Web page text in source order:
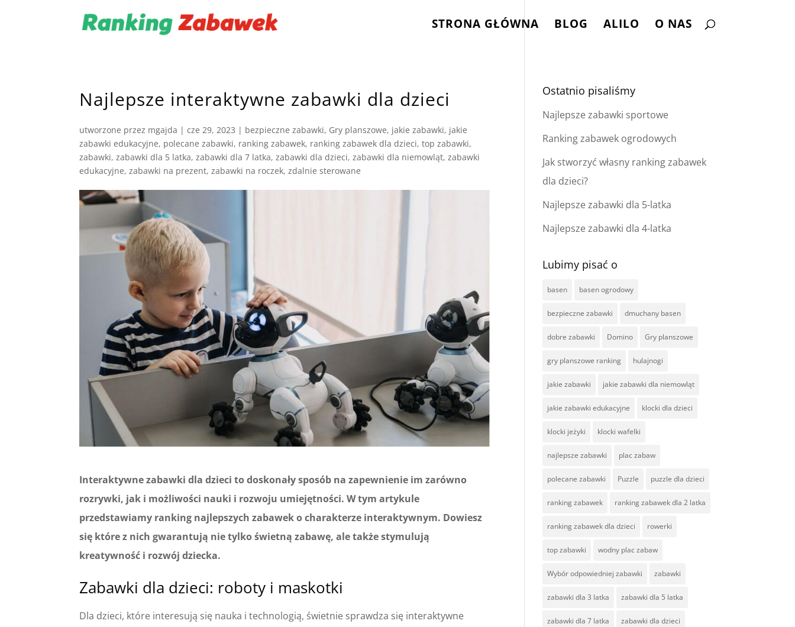
STRONA GŁÓWNA BLOG ALILO O NAS
Najlepsze interaktywne zabawki dla dzieci
utworzone przez mgajda |cze 29, 2023 | bezpieczne zabawki, Gry planszowe, jakie zabawki, jakie
zabawki edukacyjne, polecane zabawki, ranking zabawek, ranking zabawek dla dzieci,top zabawki,
zabawki,zabawki dla 5 latka,zabawki dla 7 latka,zabawki dla dzieci,zabawki dla niemowląt,zabawki
edukacyjne,zabawki na prezent,zabawki na roczek,zdalnie sterowane
Interaktywne zabawki dla dzieci to doskonały sposób na zapewnienie im zarówno
rozrywki, jak i możliwości nauki i rozwoju umiejętności. W tym artykule
przedstawiamy ranking najlepszych zabawek o charakterze interaktywnym. Dowiesz
się które z nich gwarantują nie tylko świetną zabawę, ale także stymulują
kreatywność i rozwój dziecka.
Zabawki dla dzieci: roboty i maskotki
Dla dzieci, które interesują się nauka i technologią, świetnie sprawdza się interaktywne
Ostatnio pisaliśmy
Najlepsze zabawki sportowe
Ranking zabawek ogrodowych
Jak stworzyć własny ranking zabawek
dla dzieci?
Najlepsze zabawki dla 5-latka
Najlepsze zabawki dla 4-latka
Lubimy pisać o
basen basen ogrodowy
bezpieczne zabawki dmuchany basen
dobre zabawki Domino Gry planszowe
gry planszowe ranking hulajnogi
jakie zabawki jakie zabawki dla niemowląt
jakie zabawki edukacyjne klocki dla dzieci
klocki jeżyki klocki wafelki
najlepsze zabawki plac zabaw
polecane zabawki Puzzle puzzle dla dzieci
ranking zabawek ranking zabawek dla 2 latka
ranking zabawek dla dzieci rowerki
top zabawki wodny plac zabaw
Wybór odpowiedniej zabawki zabawki
zabawki dla 3 latka zabawki dla 5 latka
zabawki dla 7 latka zabawki dla dzieci